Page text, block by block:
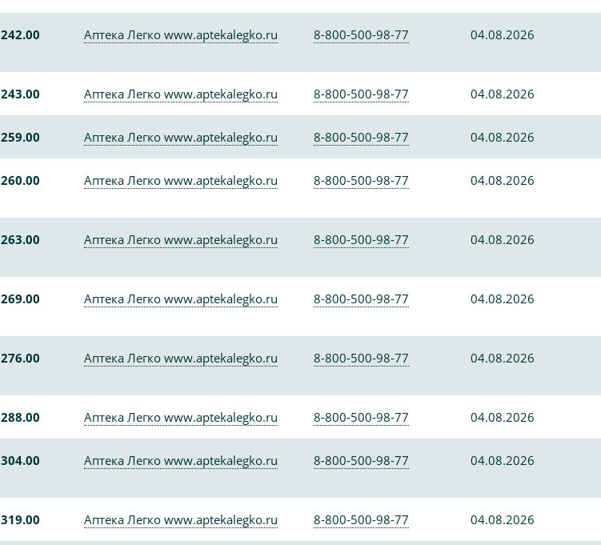
242.00 Аптека Легко www.aptekalegko.ru 8-800-500-98-77 04.08.2026
243.00 Аптека Легко www.aptekalegko.ru 8-800-500-98-77 04.08.2026
259.00 Аптека Легко www.aptekalegko.ru 8-800-500-98-77 04.08.2026
260.00 Аптека Легко www.aptekalegko.ru 8-800-500-98-77 04.08.2026
263.00 Аптека Легко www.aptekalegko.ru 8-800-500-98-77 04.08.2026
269.00 Аптека Легко www.aptekalegko.ru 8-800-500-98-77 04.08.2026
276.00 Аптека Легко www.aptekalegko.ru 8-800-500-98-77 04.08.2026
288.00 Аптека Легко www.aptekalegko.ru 8-800-500-98-77 04.08.2026
304.00 Аптека Легко www.aptekalegko.ru 8-800-500-98-77 04.08.2026
319.00 Аптека Легко www.aptekalegko.ru 8-800-500-98-77 04.08.2026